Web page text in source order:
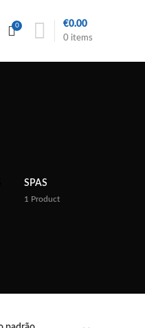
0
0 items
€0.00
SPAS
1 Product